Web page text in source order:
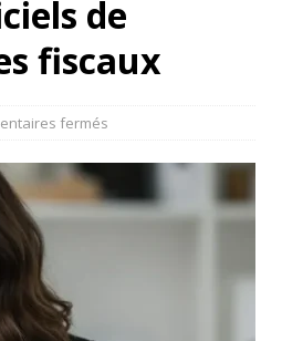
de
fiscaux
fermés